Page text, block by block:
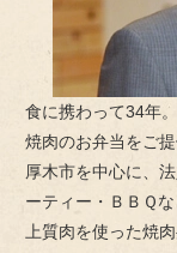
い。
食に携わって34年
焼肉のお弁当をご提
厚木市を中心に、
ーティー・ＢＢＱ
上質肉を使った焼